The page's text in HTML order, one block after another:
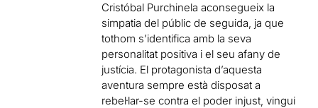
Cristóbal Purchinela aconsegueix la
simpatia del públic de seguida, ja que
tothom s’identifica amb la seva
personalitat positiva i el seu afany de
justícia. El protagonista d’aquesta
aventura sempre està disposat a
rebel·lar-se contra el poder injust, vingui